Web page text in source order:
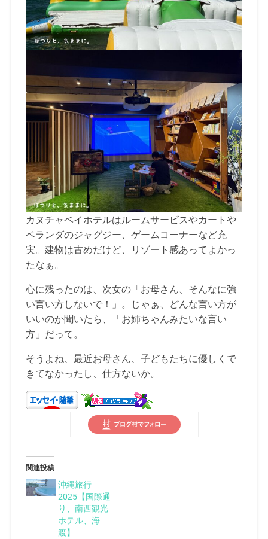
カヌチャベイホテルはルームサービスやカートや
ベランダのジャグジー、ゲームコーナーなど充
実。建物は古めだけど、リゾート感あってよかっ
たなぁ。
心に残ったのは、次女の「お母さん、そんなに強
い言い方しないで！」。じゃぁ、どんな言い方が
いいのか聞いたら、「お姉ちゃんみたいな言い
方」だって。
そうよね、最近お母さん、子どもたちに優しくで
きてなかったし、仕方ないか。
関連投稿
沖縄旅行
2025【国際通
り、南西観光
ホテル、海
渡】